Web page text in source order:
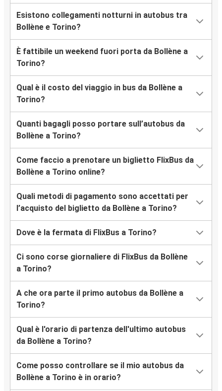
Esistono collegamenti notturni in autobus tra
Bollène e Torino?
È fattibile un weekend fuori porta da Bollène a
Torino?
Qual è il costo del viaggio in bus da Bollène a
Torino?
Quanti bagagli posso portare sull’autobus da
Bollène a Torino?
Come faccio a prenotare un biglietto FlixBus da
Bollène a Torino online?
Quali metodi di pagamento sono accettati per
l’acquisto del biglietto da Bollène a Torino?
Dove è la fermata di FlixBus a Torino?
Ci sono corse giornaliere di FlixBus da Bollène
a Torino?
A che ora parte il primo autobus da Bollène a
Torino?
Qual è l'orario di partenza dell'ultimo autobus
da Bollène a Torino?
Come posso controllare se il mio autobus da
Bollène a Torino è in orario?